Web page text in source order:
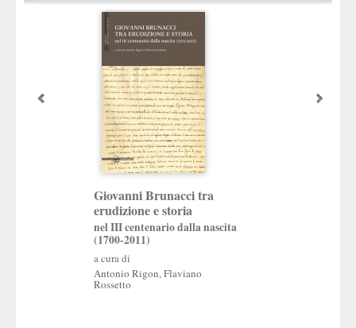
Giovanni Brunacci tra
erudizione e storia
nel III centenario dalla nascita
(1700-2011)
a cura di
Antonio Rigon,Flaviano
Rossetto